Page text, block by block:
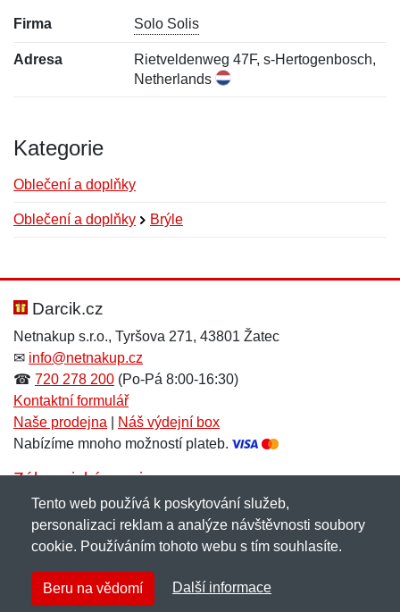
Firma Solo Solis
Adresa
Rietveldenweg 47F, s-Hertogenbosch,
Netherlands
Kategorie
Oblečení a doplňky
Oblečení a doplňky Brýle
Hodnocení:
Jméno: *
Zpráva*
Jméno:
E-mail:*
Darcik.cz
Netnakup s.r.o., Tyršova 271, 43801 Žatec
✉ info@netnakup.cz
☎ 720 278 200 (Po-Pá 8:00-16:30)
Kontaktní formulář
Naše prodejna
Náš výdejní box
Nabízíme mnoho možností plateb.
Zákaznický servis
Novinky emailem
Copyright © 2007-2026 (19 let s vámi)Netnakup.cz
NetIQ. Všechna práva vyhrazena.
Tento web používá k poskytování služeb,
personalizaci reklam a analýze návštěvnosti soubory
cookie. Používáním tohoto webu s tím souhlasíte.
Beru na vědomí Další informace